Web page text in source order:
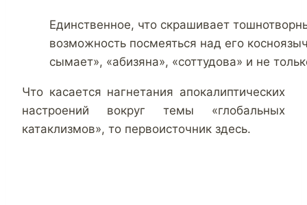
Единственное, что скрашивает
возможность посмеяться над его
сымает», «абизяна», «соттудова» и не
Что касается нагнетания апокалиптических
настроений вокруг темы «глобальных
катаклизмов», то первоисточник здесь.